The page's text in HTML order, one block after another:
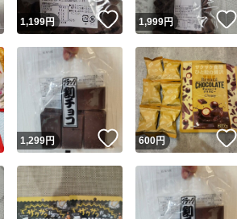
いいね！
1,199円 いいね！
1,999円
いいね！
1,299円 いいね！
600円